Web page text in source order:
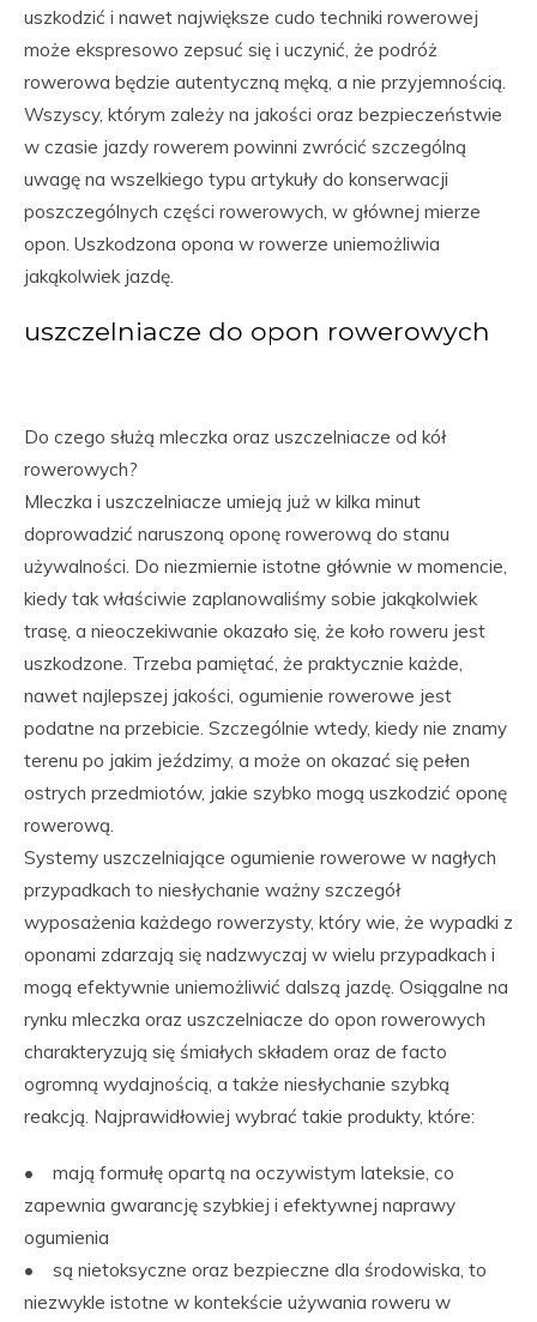
uszkodzić i nawet największe cudo techniki rowerowej
może ekspresowo zepsuć się i uczynić, że podróż
rowerowa będzie autentyczną męką, a nie przyjemnością.
Wszyscy, którym zależy na jakości oraz bezpieczeństwie
w czasie jazdy rowerem powinni zwrócić szczególną
uwagę na wszelkiego typu artykuły do konserwacji
poszczególnych części rowerowych, w głównej mierze
opon. Uszkodzona opona w rowerze uniemożliwia
jakąkolwiek jazdę.
uszczelniacze do opon rowerowych
Do czego służą mleczka oraz uszczelniacze od kół
rowerowych?
Mleczka i uszczelniacze umieją już w kilka minut
doprowadzić naruszoną oponę rowerową do stanu
używalności. Do niezmiernie istotne głównie w momencie,
kiedy tak właściwie zaplanowaliśmy sobie jakąkolwiek
trasę, a nieoczekiwanie okazało się, że koło roweru jest
uszkodzone. Trzeba pamiętać, że praktycznie każde,
nawet najlepszej jakości, ogumienie rowerowe jest
podatne na przebicie. Szczególnie wtedy, kiedy nie znamy
terenu po jakim jeździmy, a może on okazać się pełen
ostrych przedmiotów, jakie szybko mogą uszkodzić oponę
rowerową.
Systemy uszczelniające ogumienie rowerowe w nagłych
przypadkach to niesłychanie ważny szczegół
wyposażenia każdego rowerzysty, który wie, że wypadki z
oponami zdarzają się nadzwyczaj w wielu przypadkach i
mogą efektywnie uniemożliwić dalszą jazdę. Osiągalne na
rynku mleczka oraz uszczelniacze do opon rowerowych
charakteryzują się śmiałych składem oraz de facto
ogromną wydajnością, a także niesłychanie szybką
reakcją. Najprawidłowiej wybrać takie produkty, które:
• mają formułę opartą na oczywistym lateksie, co
zapewnia gwarancję szybkiej i efektywnej naprawy
ogumienia
• są nietoksyczne oraz bezpieczne dla środowiska, to
niezwykle istotne w kontekście używania roweru w